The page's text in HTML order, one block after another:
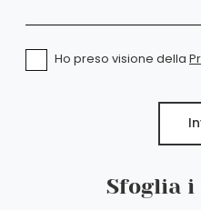
Sfoglia
Ho preso visione della